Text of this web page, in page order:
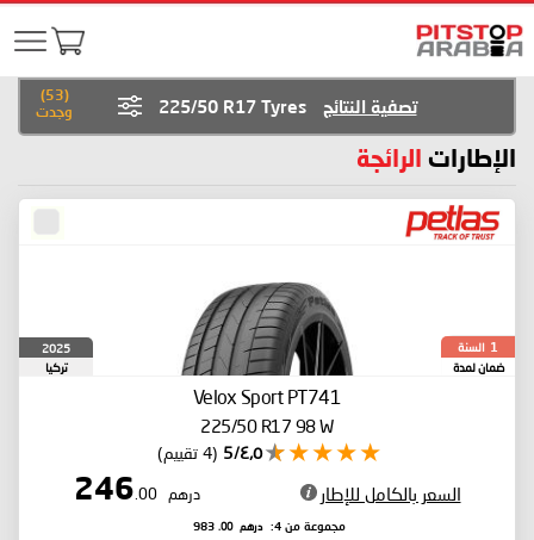
(
53
)
وجدت
تصفية النتائج 225/50 R17 Tyres
الإطارات الرائجة
1 السنة
ضمان لمدة
2025
تركيا
Velox Sport PT741
225/50 R17 98 W
٤٫٥/5 (4 تقييم)
السعر بالكامل للإطار درهم 246
.00
مجموعة من 4: درهم 983
.00